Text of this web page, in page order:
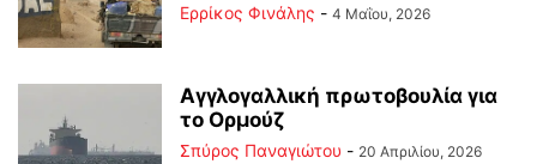
Ερρίκος Φινάλης - 4 Μαΐου, 2026
Αγγλογαλλική πρωτοβουλία για
το Ορμούζ
Σπύρος Παναγιώτου - 20 Απριλίου, 2026